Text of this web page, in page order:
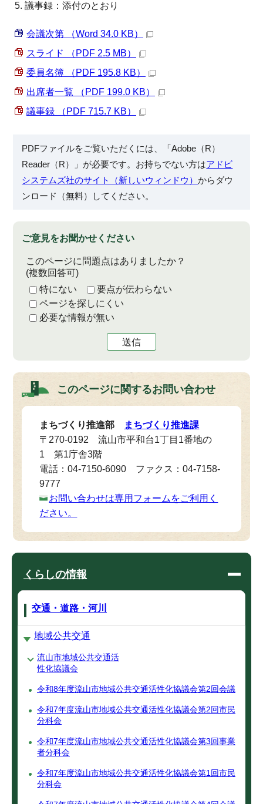
議事録：添付のとおり
会議次第 （Word 34.0 KB）
スライド （PDF 2.5 MB）
委員名簿 （PDF 195.8 KB）
出席者一覧 （PDF 199.0 KB）
議事録 （PDF 715.7 KB）
PDFファイルをご覧いただくには、「Adobe（R）
Reader（R）」が必要です。お持ちでない方はアドビ
システムズ社のサイト（新しいウィンドウ）からダウ
ンロード（無料）してください。
ご意見をお聞かせください
このページに問題点はありましたか？
(複数回答可)
特にない
要点が伝わらない
ページを探しにくい
必要な情報が無い
送信
このページに関するお問い合わせ
まちづくり推進部
まちづくり推進課
〒270-0192 流山市平和台1丁目1番地の
1 第1庁舎3階
電話：04-7150-6090 ファクス：04-7158-
9777
お問い合わせは専用フォームをご利用く
ださい。
くらしの情報
交通・道路・河川
地域公共交通
流山市地域公共交通活
性化協議会
令和8年度流山市地域公共交通活性化協議会第2回会議
令和7年度流山市地域公共交通活性化協議会第2回市民
分科会
令和7年度流山市地域公共交通活性化協議会第3回事業
者分科会
令和7年度流山市地域公共交通活性化協議会第1回市民
分科会